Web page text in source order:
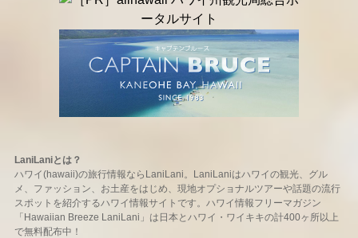
LaniLaniとは？
ハワイ(hawaii)の旅行情報ならLaniLani。LaniLaniはハワイの観光、グル
メ、ファッション、お土産をはじめ、現地オプショナルツアーや話題の流行
スポットを紹介するハワイ情報サイトです。ハワイ情報フリーマガジン
「Hawaiian Breeze LaniLani」は日本とハワイ・ワイキキの計400ヶ所以上
で無料配布中！